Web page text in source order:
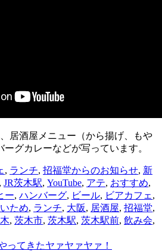
居酒屋メニュー（から揚げ、もや
グカレーなどが写っています。
, ランチ, 招福堂からのお知らせ, 新
, JR茨木駅, YouTube, アテ, おすすめ,
ー, ハンバーグ, ビール, ビアカフェ ,
ため, ランチ, 大阪, 居酒屋, 招福堂,
, 茨木市, 茨木駅, 茨木駅前, 飲み会,
ってきたヤァヤァヤァ！